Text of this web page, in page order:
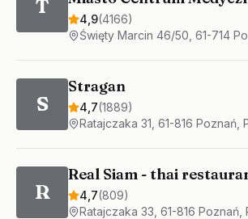
T
4,9(4166)
Święty Marcin 46/50, 61-714
S
Stragan
4,7(1889)
Ratajczaka 31, 61-816 Poznań,
R
Real Siam - thai
4,7(809)
Ratajczaka 33, 61-816 Poznań,